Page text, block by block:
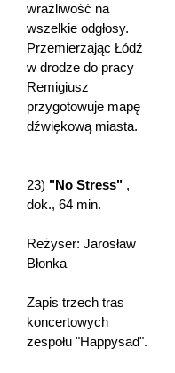
wrażliwość na
wszelkie odgłosy.
Przemierzając Łódź
w drodze do pracy
Remigiusz
przygotowuje mapę
dźwiękową miasta.
23) "No Stress" ,
dok., 64 min.
Reżyser: Jarosław
Błonka
Zapis trzech tras
koncertowych
zespołu "Happysad".